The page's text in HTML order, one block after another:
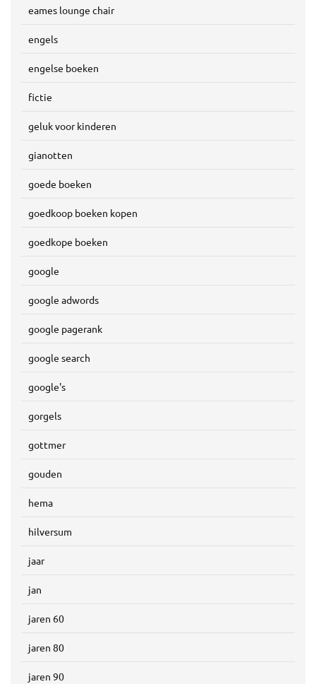
eames lounge chair
engels
engelse boeken
fictie
geluk voor kinderen
gianotten
goede boeken
goedkoop boeken kopen
goedkope boeken
google
google adwords
google pagerank
google search
google's
gorgels
gottmer
gouden
hema
hilversum
jaar
jan
jaren 60
jaren 80
jaren 90